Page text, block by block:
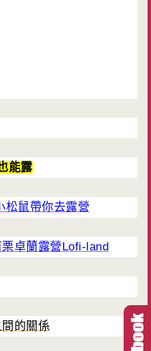
能露
松鼠帶你去露營
卓蘭露營Lofi-land
的關係